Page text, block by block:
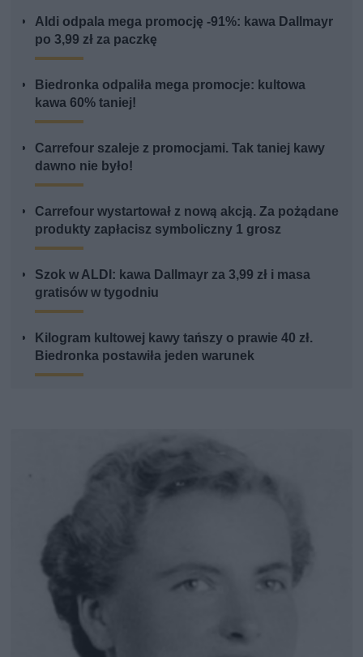
Aldi odpala mega promocję -91%: kawa Dallmayr
po 3,99 zł za paczkę
Biedronka odpaliła mega promocje: kultowa
kawa 60% taniej!
Carrefour szaleje z promocjami. Tak taniej kawy
dawno nie było!
Carrefour wystartował z nową akcją. Za pożądane
produkty zapłacisz symboliczny 1 grosz
Szok w ALDI: kawa Dallmayr za 3,99 zł i masa
gratisów w tygodniu
Kilogram kultowej kawy tańszy o prawie 40 zł.
Biedronka postawiła jeden warunek